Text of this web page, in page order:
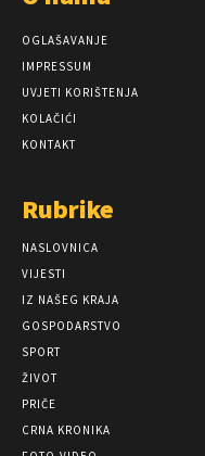
OGLAŠAVANJE
IMPRESSUM
UVJETI KORIŠTENJA
KOLAČIĆI
KONTAKT
Rubrike
NASLOVNICA
VIJESTI
IZ NAŠEG KRAJA
GOSPODARSTVO
SPORT
ŽIVOT
PRIČE
CRNA KRONIKA